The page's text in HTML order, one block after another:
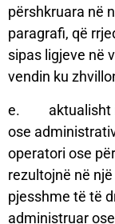
përshkruara në
paragrafi, që
sipas ligjeve në
vendin ku
e. aktualisht i
ose
operatori ose
rezultojnë në
pjesshme të të
administruar